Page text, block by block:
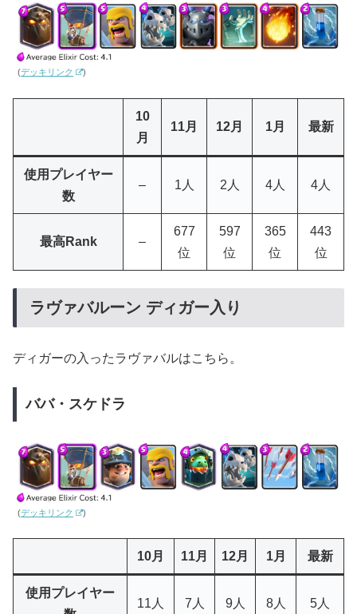
(デッキリンク )
10
月
11月 12月 1月 最新
使用プレイヤー
数
– 1人 2人 4人 4人
最高Rank –
677
位
597
位
365
位
443
位
ラヴァバルーン ディガー入り
ディガーの入ったラヴァバルはこちら。
ババ・スケドラ
(デッキリンク )
10月 11月 12月 1月 最新
使用プレイヤー
11人 7人 9人 8人 5人